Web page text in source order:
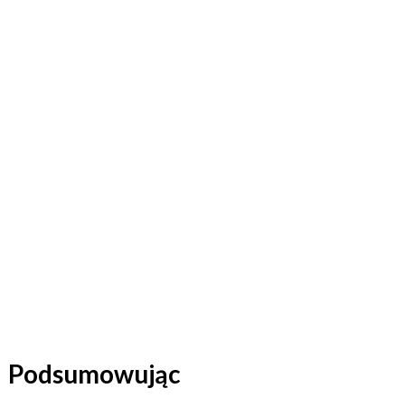
Podsumowując